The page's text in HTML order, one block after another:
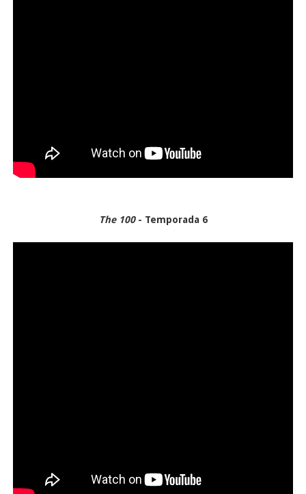
The 100- Temporada 6